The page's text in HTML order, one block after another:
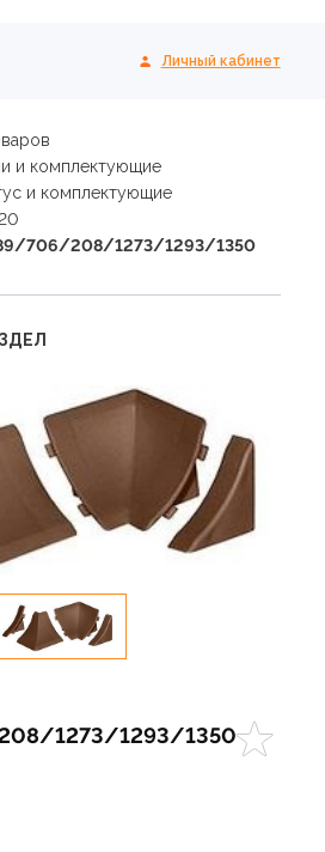
Личный кабинет
и комплектующие
и комплектующие
706/208/1273/1293/1350
1273/1293/1350